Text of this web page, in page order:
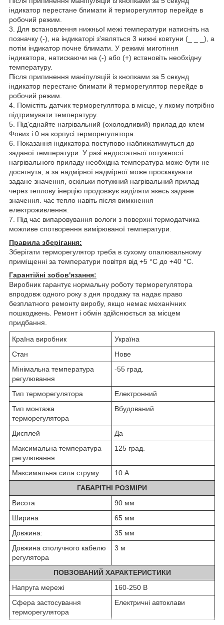
індикатор перестане блимати й терморегулятор перейде в
робочий режим.
3. Для встановлення нижньої межі температури натисніть на
позначку (-), на індикаторі з'являться 3 нижні ковтуни (_ _ _), а
потім індикатор почне блимати. У режимі миготіння
індикатора, натискаючи на (-) або (+) встановіть необхідну
температуру.
Після припинення маніпуляцій із кнопками за 5 секунд
індикатор перестане блимати й терморегулятор перейде в
робочий режим.
4. Помістіть датчик терморегулятора в місце, у якому потрібно
підтримувати температуру.
5. Під'єднайте нагрівальний (охолодливий) прилад до клем
Фових і 0 на корпусі терморегулятора.
6. Показання індикатора поступово наближатимуться до
заданої температури. У разі недостатньої потужності
нагрівального приладу необхідна температура може бути не
досягнута, а за надмірної надмірної може проскакувати
задане значення, оскільки потужний нагрівальний прилад
через теплову інерцію продовжує виділяти якесь задане
значення. час тепло навіть після вимкнення
електроживлення.
7. Під час випаровування вологи з поверхні термодатчика
можливе спотворення вимірюваної температури.
Правила зберігання:
Зберігати терморегулятор треба в сухому опалювальному
приміщенні за температури повітря від +5 °C до +40 °C.
Гарантійні зобов'язання:
Виробник гарантує нормальну роботу терморегулятора
впродовж одного року з дня продажу та надає право
безплатного ремонту виробу, якщо немає механічних
пошкоджень. Ремонт і обмін здійснюється за місцем
придбання.
Країна виробник
Україна
Стан
Нове
Мінімальна температура
регулювання
-55 град.
Тип терморегулятора
Електронний
Тип монтажа
терморегулятора
Вбудований
Дисплей
Да
Максимальна температура
регулювання
125 град.
Максимальна сила струму
10 А
ГАБАРІТНІ РОЗМІРИ
Висота
90 мм
Ширина
65 мм
Довжина:
35 мм
Довжина сполучного кабелю
регулятора
3 м
ПОВЗОВАНИЙ ХАРАКТЕРИСТИКИ
Напруга мережі
160-250 В
Сфера застосування
терморегулятора
Електричні автоклави